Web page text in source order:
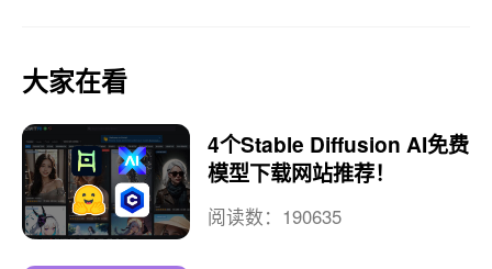
大家在看
4个Stable Diffusion AI免费
模型下载网站推荐！
阅读数：190635